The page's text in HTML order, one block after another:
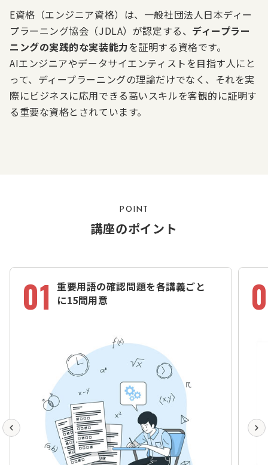
E資格（エンジニア資格）は、一般社団法人日本ディー
プラーニング協会（JDLA）が認定する、 ディープラー
ニングの実践的な実装能力を証明する資格です。
AIエンジニアやデータサイエンティストを目指す人にと
って、ディープラーニングの理論だけでなく、それを実
際にビジネスに応用できる高いスキルを客観的に証明す
る重要な資格とされています。
POINT
講座のポイント
01 重要用語の確認問題を各講義ごと
に15問用意